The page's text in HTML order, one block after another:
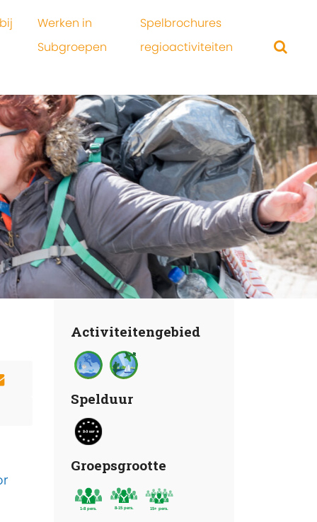
Werken in
Subgroepen
Spelbrochures
regioactiviteiten
Activiteitengebied
Spelduur
Groepsgrootte